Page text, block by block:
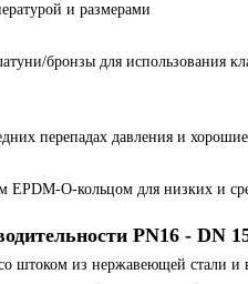
и размерами
бронзы для использования
перепадах давления и хорошие
EPDM-O-кольцом для низких и
PN16 - DN
штоком из нержавеющей стали и